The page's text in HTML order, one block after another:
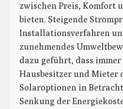
zwischen Preis, Komfort
bieten. Steigende
Installationsverfahren
zunehmendes
dazu geführt, dass
Hausbesitzer und Mieter
Solaroptionen in
Senkung der